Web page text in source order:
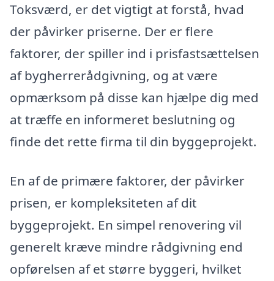
Toksværd, er det vigtigt at forstå, hvad
der påvirker priserne. Der er flere
faktorer, der spiller ind i prisfastsættelsen
af bygherrerådgivning, og at være
opmærksom på disse kan hjælpe dig med
at træffe en informeret beslutning og
finde det rette firma til din byggeprojekt.
En af de primære faktorer, der påvirker
prisen, er kompleksiteten af dit
byggeprojekt. En simpel renovering vil
generelt kræve mindre rådgivning end
opførelsen af et større byggeri, hvilket